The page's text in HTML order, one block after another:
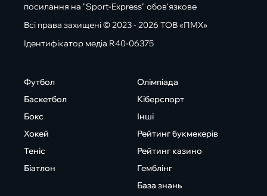
посилання на "Sport-Express" обов'язкове
Всі права захищені © 2023 - 2026 ТОВ «ПМХ»
Ідентифікатор медіа R40-06375
Футбол
Баскетбол
Бокс
Хокей
Теніс
Біатлон
Олімпіада
Кіберспорт
Інші
Рейтинг букмекерів
Рейтинг казино
Гемблінг
База знань